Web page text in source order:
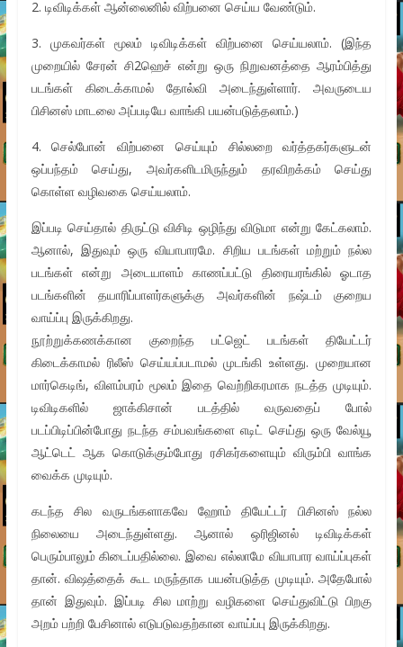
2. டிவிடிக்கள் ஆன்லைனில் விற்பனை செய்ய வேண்டும்.
3. முகவர்கள் மூலம் டிவிடிக்கள் விற்பனை செய்யலாம். (இந்த
முறையில் சேரன் சி2ஹெச் என்று ஒரு நிறுவனத்தை ஆரம்பித்து
படங்கள் கிடைக்காமல் தோல்வி அடைந்துள்ளார். அவருடைய
பிசினஸ் மாடலை அப்படியே வாங்கி பயன்படுத்தலாம்.)
4. செல்போன் விற்பனை செய்யும் சில்லறை வர்த்தகர்களுடன்
ஒப்பந்தம் செய்து, அவர்களிடமிருந்தும் தரவிறக்கம் செய்து
கொள்ள வழிவகை செய்யலாம்.
இப்படி செய்தால் திருட்டு விசிடி ஒழிந்து விடுமா என்று கேட்கலாம்.
ஆனால், இதுவும் ஒரு வியாபாரமே. சிறிய படங்கள் மற்றும் நல்ல
படங்கள் என்று அடையாளம் காணப்பட்டு திரையரங்கில் ஓடாத
படங்களின் தயாரிப்பாளர்களுக்கு அவர்களின் நஷ்டம் குறைய
வாய்ப்பு இருக்கிறது.
நூற்றுக்கணக்கான குறைந்த பட்ஜெட் படங்கள் தியேட்டர்
கிடைக்காமல் ரிலீஸ் செய்யப்படாமல் முடங்கி உள்ளது. முறையான
மார்கெடிங், விளம்பரம் மூலம் இதை வெற்றிகரமாக நடத்த முடியும்.
டிவிடிகளில் ஜாக்கிசான் படத்தில் வருவதைப் போல்
படப்பிடிப்பின்போது நடந்த சம்பவங்களை எடிட் செய்து ஒரு வேல்யூ
ஆட்டெட் ஆக கொடுக்கும்போது ரசிகர்களையும் விரும்பி வாங்க
வைக்க முடியும்.
கடந்த சில வருடங்களாகவே ஹோம் தியேட்டர் பிசினஸ் நல்ல
நிலையை அடைந்துள்ளது. ஆனால் ஒரிஜினல் டிவிடிக்கள்
பெரும்பாலும் கிடைப்பதில்லை. இவை எல்லாமே வியாபார வாய்ப்புகள்
தான். விஷத்தைக் கூட மருந்தாக பயன்படுத்த முடியும். அதேபோல்
தான் இதுவும். இப்படி சில மாற்று வழிகளை செய்துவிட்டு பிறகு
அறம் பற்றி பேசினால் எடுபடுவதற்கான வாய்ப்பு இருக்கிறது.